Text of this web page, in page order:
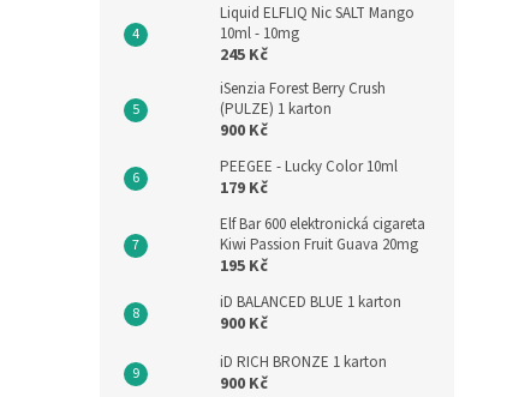
Liquid ELFLIQ Nic SALT Mango
10ml - 10mg
245 Kč
iSenzia Forest Berry Crush
(PULZE) 1 karton
900 Kč
PEEGEE - Lucky Color 10ml
179 Kč
Elf Bar 600 elektronická cigareta
Kiwi Passion Fruit Guava 20mg
195 Kč
iD BALANCED BLUE 1 karton
900 Kč
iD RICH BRONZE 1 karton
900 Kč